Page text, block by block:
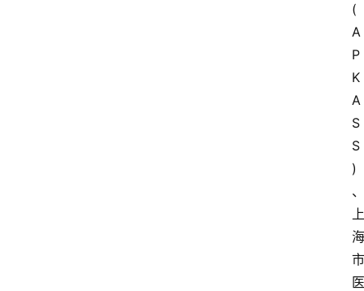
(
A
P
K
A
S
S
)
、
上
海
市
医